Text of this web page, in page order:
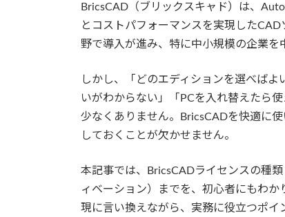
BricsCAD（ブリックスキャド）は、
とコストパフォーマンスを実現した
野で導入が進み、特に中小規模の企業を
しかし、「どのエディションを選べば
いがわからない」「PCを入れ替えたら
少なくありません。BricsCADを快適に
しておくことが欠かせません。
本記事では、BricsCADライセンスの種
ィベーション）までを、初心者にもわ
現に言い換えながら、実務に役立つポイ